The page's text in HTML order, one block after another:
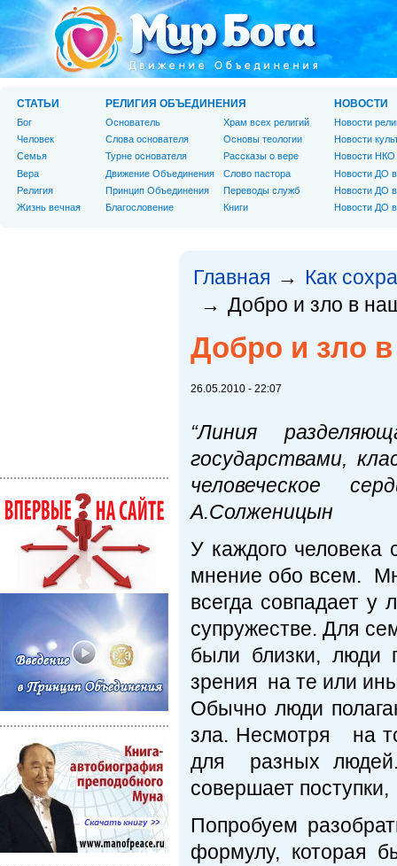
Главная → Как
→ Добро и зло в
Добро и зло
26.05.2010 - 22:07
“Линия
государствами,
человеческое
А.Солженицын
У каждого человека
мнение обо всем.
всегда совпадает
супружестве. Для
были близки, люди
зрения на те или
Обычно люди
зла. Несмотря на
для разных
совершает
Попробуем
формулу, которая
СТАТЬИ
Бог
Человек
Cемья
Вера
Религия
Жизнь вечная
РЕЛИГИЯ ОБЪЕДИНЕНИЯ
Основатель
Слова основателя
Турне основателя
Движение Объединения
Принцип Объединения
Благословение
Храм всех религий
Основы теологии
Рассказы о вере
Слово пастора
Переводы служб
Книги
НОВОСТИ
Новости
Новости
Новости НКО
Новости ДО
Новости ДО
Новости ДО